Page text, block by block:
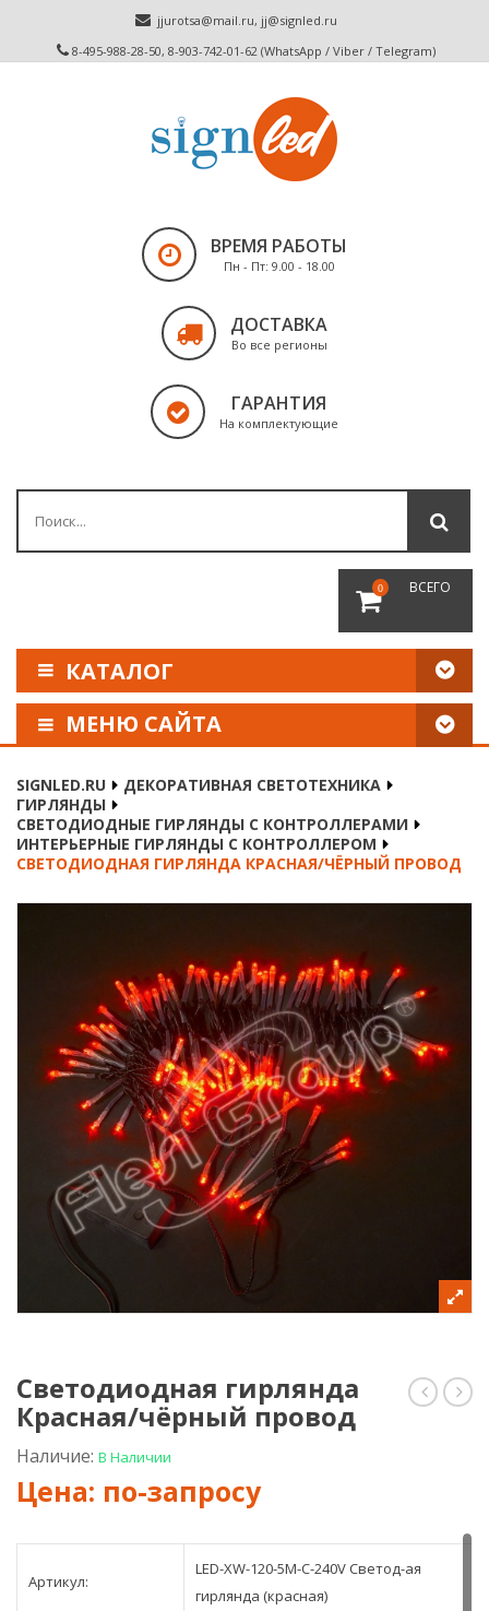
jjurotsa@mail.ru, jj@signled.ru
8-495-988-28-50, 8-903-742-01-62 (WhatsApp / Viber / Telegram)
ВРЕМЯ РАБОТЫ
Пн - Пт: 9.00 - 18.00
ДОСТАВКА
Во все регионы
ГАРАНТИЯ
На комплектующие
0 ВСЕГО
КАТАЛОГ
МЕНЮ САЙТА
ОПЛАТА И ДОСТАВКА
НАШИ РЕКВИЗИТЫ
SIGNLED.RU
ДЕКОРАТИВНАЯ СВЕТОТЕХНИКА
ГИРЛЯНДЫ
СВЕТОДИОДНЫЕ ГИРЛЯНДЫ С КОНТРОЛЛЕРАМИ
ИНТЕРЬЕРНЫЕ ГИРЛЯНДЫ С КОНТРОЛЛЕРОМ
СВЕТОДИОДНАЯ ГИРЛЯНДА КРАСНАЯ/ЧЁРНЫЙ ПРОВОД
Flash/
белый
Светодиодная гирлянда
Красная/чёрный провод
Наличие: В Наличии
Артикул:
LED-XW-120-5M-C-240V Светод-ая
гирлянда (красная)